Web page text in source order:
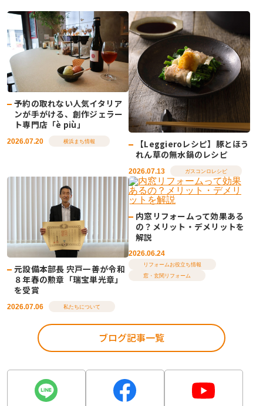
予約の取れない人気イタリア
ンが手がける、創作ジェラー
ト専門店「è più」
2026.07.20 横浜まち情報
【Leggieroレシピ】豚とほう
れん草の無水鍋のレシピ
2026.07.13 ガスコンロレシピ
元設備本部長 宍戸一善が令和
８年春の勲章「瑞宝単光章」
を受賞
2026.07.06 私たちについて
内窓リフォームって効果ある
の？メリット・デメリットを
解説
2026.06.24
リフォームお役立ち情報
窓・玄関リフォーム
ブログ記事一覧